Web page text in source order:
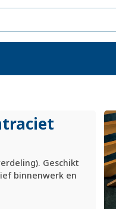
Geschikt
binnenwerk en